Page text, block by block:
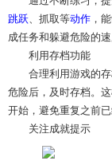
跳跃、抓取等动作 ，
成任务和躲避危险的
利用存档功能
合理利用游戏的
危险后，及时存档。
开始，避免重复之前
关注成就提示